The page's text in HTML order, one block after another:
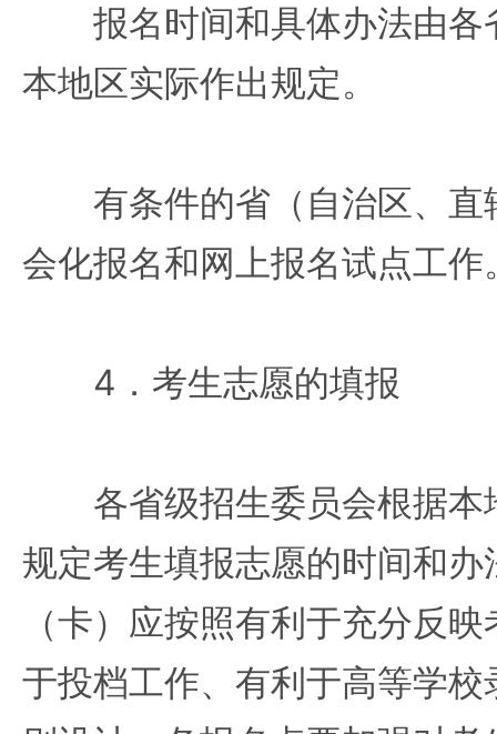
报名时间和具体办法由各
本地区实际作出规定。
有条件的省（自治区、直
会化报名和网上报名试点工作
4．考生志愿的填报
各省级招生委员会根据本
规定考生填报志愿的时间和
（卡）应按照有利于充分反
于投档工作、有利于高等学